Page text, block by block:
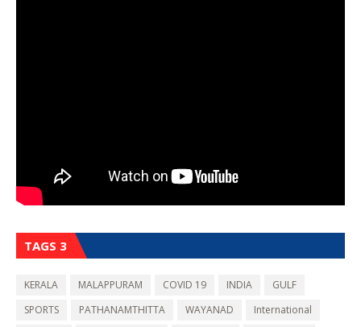
TAGS 3
KERALA MALAPPURAM COVID 19 INDIA
GULF
SPORTS
PATHANAMTHITTA WAYANAD
International